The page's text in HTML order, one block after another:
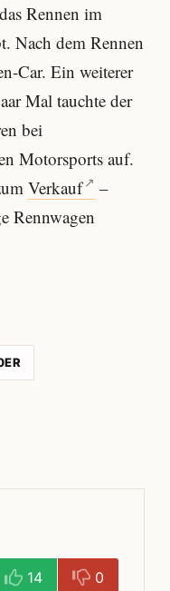
Rennen im
Nach dem Rennen
Car. Ein weiterer
Mal tauchte der
bei
Motorsports auf.
Verkauf
–
Rennwagen
14 0